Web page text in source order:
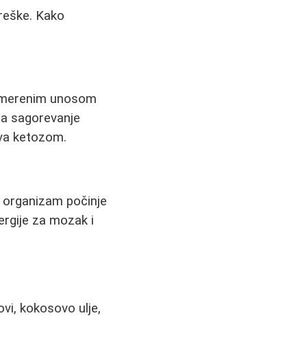
Kako
unosom
sagorevanje
ketozom.
počinje
za mozak i
kokosovo ulje,